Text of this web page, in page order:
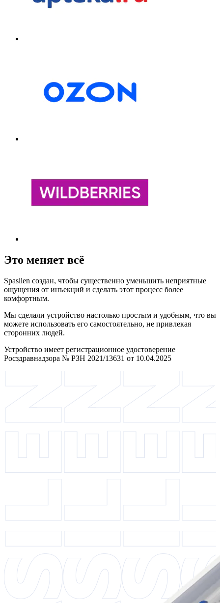
Это меняет всё
Spasilen создан, чтобы существенно уменьшить неприятные
ощущения от инъекций и сделать этот процесс более
комфортным.
Мы сделали устройство настолько простым и удобным, что вы
можете использовать его самостоятельно, не привлекая
сторонних людей.
Устройство имеет регистрационное удостоверение
Росздравнадзора № РЗН 2021/13631 от 10.04.2025